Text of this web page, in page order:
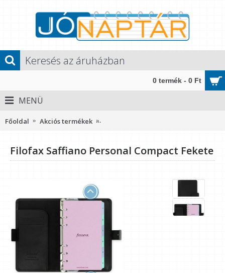
0 termék - 0 Ft
MENÜ
Főoldal Akciós termékek
Filofax Saffiano Personal Compact Fekete